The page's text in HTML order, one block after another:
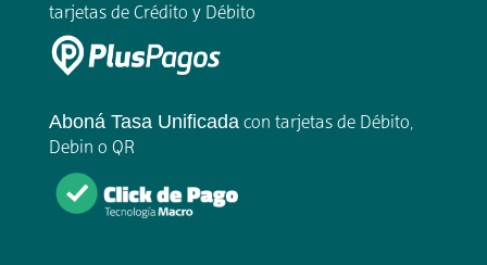
tarjetas de Crédito y Débito
Aboná Tasa Unificadacon tarjetas de Débito,
Debin o QR